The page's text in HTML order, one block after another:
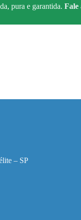
pura e garantida.Fale
– SP